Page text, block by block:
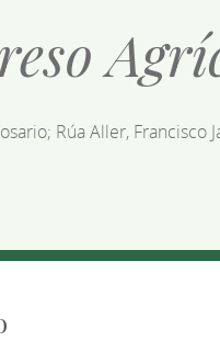
Rúa Aller, Francisco